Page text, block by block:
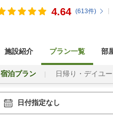
4.64 (613件)
施設紹介 プラン一覧 部
宿泊プラン 日帰り・デイユ
日付指定なし